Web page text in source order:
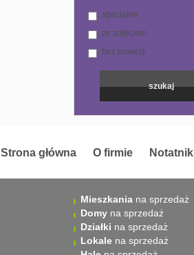
specjalne
ze zdjęciem
bez prowizji
Strona główna O firmie Notatnik
Mieszkania na sprzedaż
Domy na sprzedaż
Działki na sprzedaż
Lokale na sprzedaż